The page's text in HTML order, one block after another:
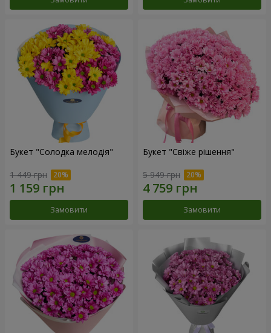
Букет "Солодка мелодія"
1 449 грн
Замовити
Букет "Свіже рішення"
5 949 грн
Замовити